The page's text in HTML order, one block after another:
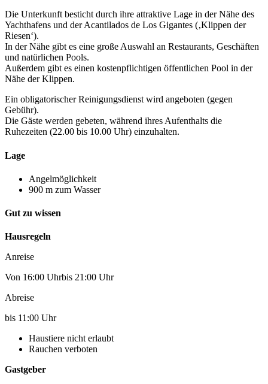
Die Unterkunft besticht durch ihre attraktive Lage in der Nähe des
Yachthafens und der Acantilados de Los Gigantes (‚Klippen der
Riesen‘).
In der Nähe gibt es eine große Auswahl an Restaurants, Geschäften
und natürlichen Pools.
Außerdem gibt es einen kostenpflichtigen öffentlichen Pool in der
Nähe der Klippen.
Ein obligatorischer Reinigungsdienst wird angeboten (gegen
Gebühr).
Die Gäste werden gebeten, während ihres Aufenthalts die
Ruhezeiten (22.00 bis 10.00 Uhr) einzuhalten.
Lage
Angelmöglichkeit
900 m zum Wasser
Gut zu wissen
Hausregeln
Anreise
Von 16:00 Uhrbis 21:00 Uhr
Abreise
bis 11:00 Uhr
Haustiere nicht erlaubt
Rauchen verboten
Gastgeber